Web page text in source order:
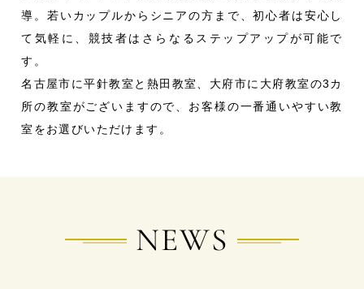
導。 若いカップルからシニアの方まで、初心者は安心し
て気軽に、競技者はさらなるステップアップが可能で
す。
名古屋市に平針教室と熱田教室、大府市に大府教室の3カ
所の教室がございますので、お客様の一番通いやすい教
室をお選びいただけます。
NEWS